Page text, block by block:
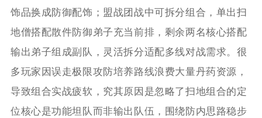
饰品换成防御配饰；盟战团战中可拆分组合，单出扫
地僧搭配散件防御弟子充当前排，剩余两名核心搭配
输出弟子组成副队，灵活拆分适配多线对战需求。很
多玩家因误走极限攻防培养路线浪费大量丹药资源，
导致组合实战疲软，究其原因是忽略了扫地组合的定
位核心是功能坦队而非输出队伍，围绕防内思路稳步